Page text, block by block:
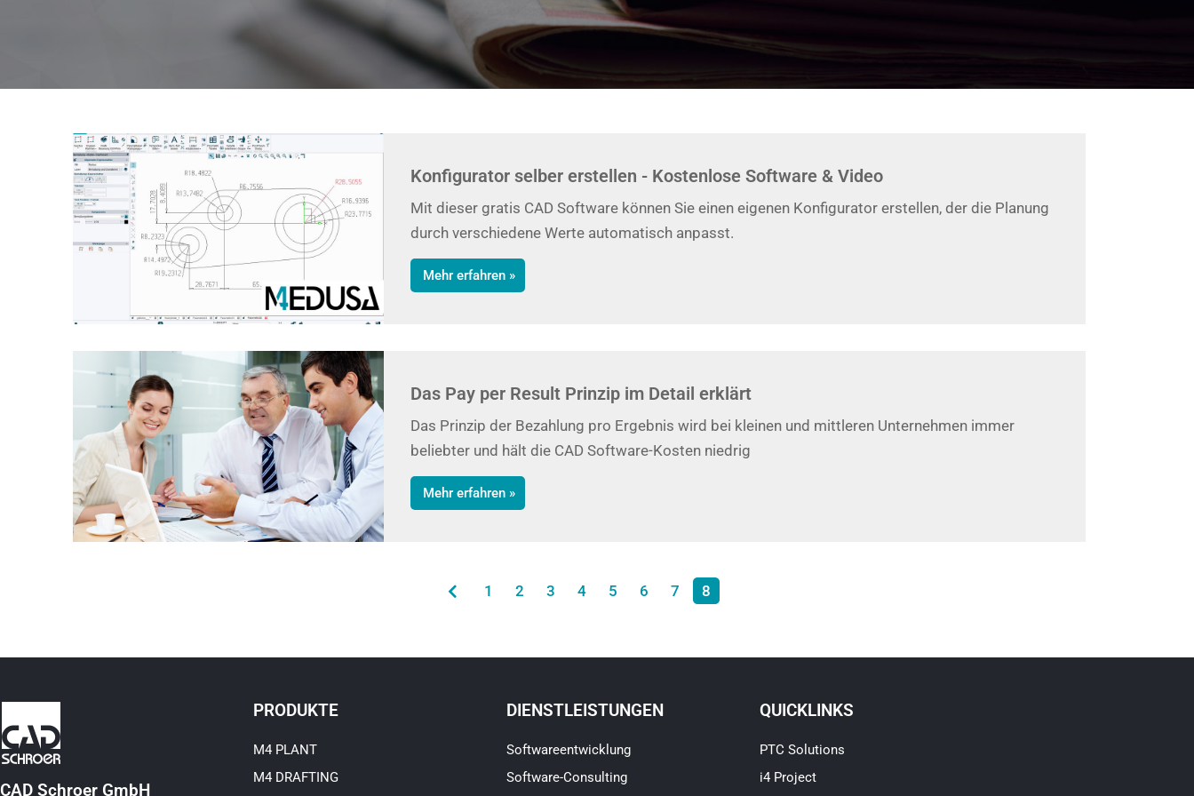
Konfigurator selber erstellen - Kostenlose Software & Video
Mit dieser gratis CAD Software können Sie einen eigenen Konfigurator erstellen, der die Planung
durch verschiedene Werte automatisch anpasst.
Mehr erfahren »
Das Pay per Result Prinzip im Detail erklärt
Das Prinzip der Bezahlung pro Ergebnis wird bei kleinen und mittleren Unternehmen immer
beliebter und hält die CAD Software-Kosten niedrig
Mehr erfahren »
1 2 3 4 5 6 7 8
CAD Schroer GmbH
PRODUKTE
M4 PLANT
M4 DRAFTING
DIENSTLEISTUNGEN
Softwareentwicklung
Software-Consulting
QUICKLINKS
PTC Solutions
i4 Project